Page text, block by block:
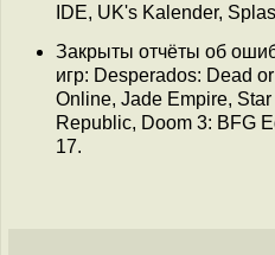
IDE, UK's Kalender,
Закрыты отчёты об
игр: Desperados: Dead
Online, Jade Empire,
Republic, Doom 3: BFG
17.